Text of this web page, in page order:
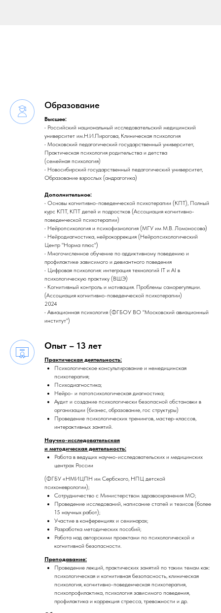
Образование
Высшее:
• Российский национальный исследовательский медицинский
университет им.Н.И.Пирогова, Клиническая психология
• Московский педагогический государственный университет,
Практическая психология родительства и детства
(семейная психология)
• Новосибирский государственный педагогический университет,
Образование взрослых (андрагогика)
Дополнительное:
• Основы когнитивно-поведенческой психотерапии (КПТ), Полный
курс КПТ, КПТ детей и подростков (Ассоциация когнитивно-
поведенческой психотерапии)
• Нейропсихология и психофизиология (МГУ им М.В. Ломоносова)
• Нейродиагностика, нейрокоррекция (Нейропсихологический
Центр "Норма плюс")
• Многочисленное обучение по аддиктивному поведению и
профилактике зависимого и девиантного поведения
• Цифровая психология: интеграция технологий IT и AI в
психологическую практику (ВШЭ)
• Когнитивный контроль и мотивация. Проблемы саморегуляции.
(Ассоциация когнитивно-поведенческой психотерапии)
2024
• Авиационная психология (ФГБОУ ВО "Московский авиационный
институт")
Опыт – 13 лет
Практическая деятельность:
Психологическое консультирование и немедицинская
психотерапия;
Психодиагностика;
Нейро- и патопсихологическая диагностика;
Аудит и создание психологически безопасной обстановки в
организации (бизнес, образование, гос структуры)
Проведение психологических тренингов, мастер-классов,
интерактивных занятий.
Научно-исследовательская
и методическая деятельность:
Работа в ведущих научно-исследовательских и медицинских
центрах России
(ФГБУ «НМИЦПН им Сербского, НПЦ детской
психоневрологии);
Сотрудничество с Министерством здравоохранения МО;
Проведение исследований, написание статей и тезисов (более
15 научных работ);
Участие в конференциях и семинарах;
Разработка методических пособий;
Работа над авторскими проектами по психологической и
когнитивной безопасности.
Преподавание:
Проведение лекций, практических занятий по таким темам как:
психологическая и когнитивная безопасность, клиническая
психология, когнитивно-поведенческая психотерапия,
психопрофилактика, психология зависимого поведения,
профилактика и коррекция стресса, тревожности и др.